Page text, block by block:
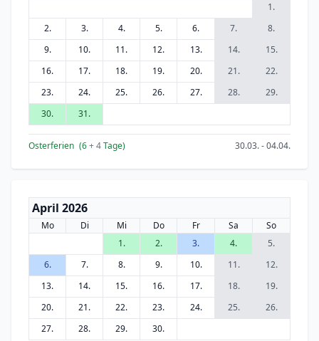
1.
2.
3. 4. 5. 6. 7.
8.
9.
10. 11. 12. 13. 14.
15.
16.
17. 18. 19. 20. 21.
22.
23.
24. 25. 26. 27. 28.
29.
30.
31.
Osterferien (6+ 4Tage) 30.03. - 04.04.
April 2026
Mo Di Mi Do Fr Sa
So
1.
2. 3. 4.
5.
6.
7. 8. 9. 10. 11.
12.
13.
14. 15. 16. 17. 18.
19.
20.
21. 22. 23. 24. 25.
26.
27.
28. 29. 30.